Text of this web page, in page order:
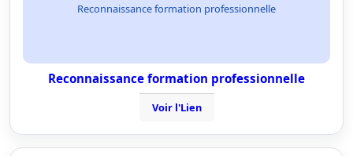
Reconnaissance formation professionnelle
Reconnaissance formation professionnelle
Voir l'Lien